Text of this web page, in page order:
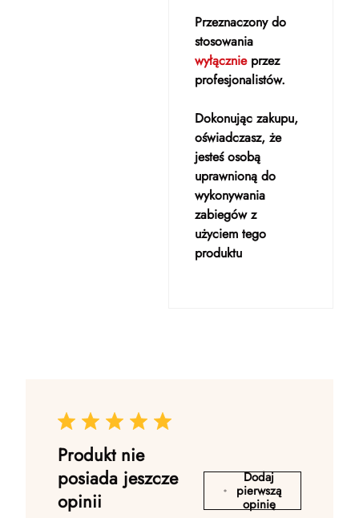
Przeznaczony do
stosowania
wyłącznieprzez
profesjonalistów.
Dokonując zakupu,
oświadczasz, że
jesteś osobą
uprawnioną do
wykonywania
zabiegów z
użyciem tego
produktu
Produkt nie
posiada jeszcze
opinii
Dodaj
pierwszą
opinię